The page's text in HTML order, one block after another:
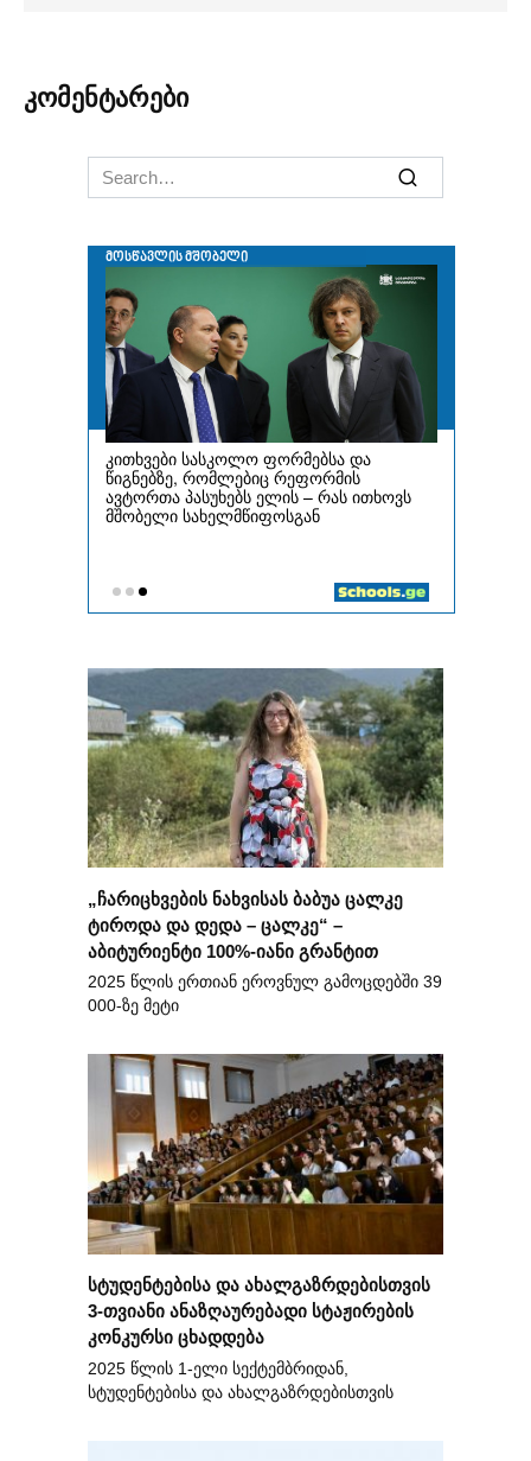
კომენტარები
Search
for:
„ჩარიცხვების ნახვისას ბაბუა ცალკე
ტიროდა და დედა – ცალკე“ –
აბიტურიენტი 100%-იანი გრანტით
2025 წლის ერთიან ეროვნულ გამოცდებში 39
000-ზე მეტი
სტუდენტებისა და ახალგაზრდებისთვის
3-თვიანი ანაზღაურებადი სტაჟირების
კონკურსი ცხადდება
2025 წლის 1-ელი სექტემბრიდან,
სტუდენტებისა და ახალგაზრდებისთვის